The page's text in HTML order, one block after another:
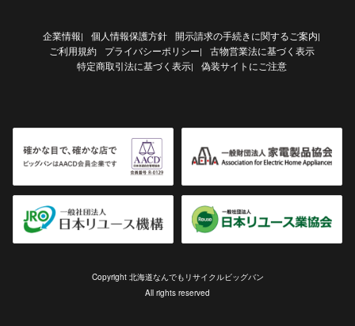
企業情報| 個人情報保護方針 開示請求の手続きに関するご案内|
ご利用規約 プライバシーポリシー|
古物営業法に基づく表示
特定商取引法に基づく表示| 偽装サイトにご注意
Copyright 北海道なんでもリサイクルビッグバン
All rights reserved